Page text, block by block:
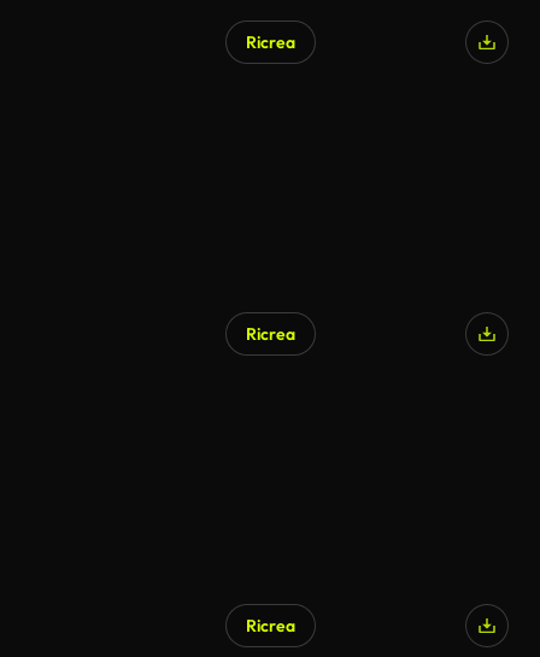
Ricrea
Ricrea
Ricrea